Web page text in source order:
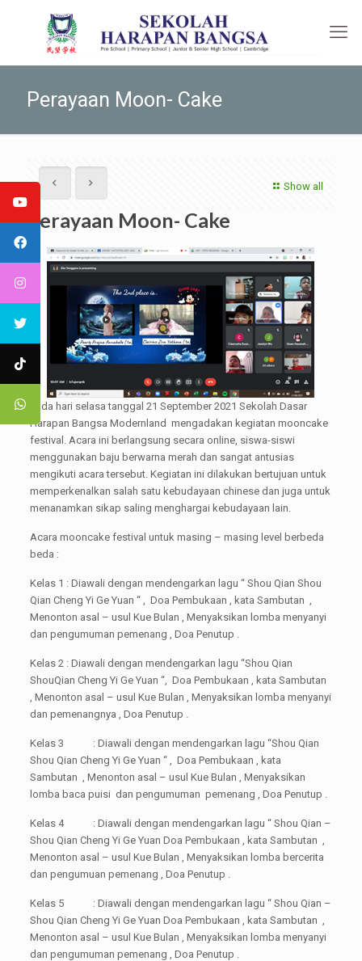
Perayaan Moon- Cake
Show all
Perayaan Moon- Cake
Pada hari selasa tanggal 21 September 2021 Sekolah Dasar
Harapan Bangsa Modernland mengadakan kegiatan mooncake
festival. Acara ini berlangsung secara online, siswa-siswi
menggunakan baju berwarna merah dan sangat antusias
mengikuti acara tersebut. Kegiatan ini dilakukan bertujuan untuk
memperkenalkan salah satu kebudayaan chinese dan juga untuk
menanamkan sikap saling menghargai kebudayaan lain.
Acara mooncake festival untuk masing – masing level berbeda
beda :
Kelas 1 : Diawali dengan mendengarkan lagu “ Shou Qian Shou
Qian Cheng Yi Ge Yuan “ , Doa Pembukaan , kata Sambutan ,
Menonton asal – usul Kue Bulan , Menyaksikan lomba menyanyi
dan pengumuman pemenang , Doa Penutup .
Kelas 2 : Diawali dengan mendengarkan lagu “Shou Qian
ShouQian Cheng Yi Ge Yuan “, Doa Pembukaan , kata Sambutan
, Menonton asal – usul Kue Bulan , Menyaksikan lomba menyanyi
dan pemenangnya , Doa Penutup .
Kelas 3 : Diawali dengan mendengarkan lagu “Shou Qian
Shou Qian Cheng Yi Ge Yuan “ , Doa Pembukaan , kata
Sambutan , Menonton asal – usul Kue Bulan , Menyaksikan
lomba baca puisi dan pengumuman pemenang , Doa Penutup .
Kelas 4 : Diawali dengan mendengarkan lagu “ Shou Qian –
Shou Qian Cheng Yi Ge Yuan Doa Pembukaan , kata Sambutan ,
Menonton asal – usul Kue Bulan , Menyaksikan lomba bercerita
dan pengumuan pemenang , Doa Penutup .
Kelas 5 : Diawali dengan mendengarkan lagu “ Shou Qian –
Shou Qian Cheng Yi Ge Yuan Doa Pembukaan , kata Sambutan ,
Menonton asal – usul Kue Bulan , Menyaksikan lomba menyanyi
dan pengumuman pemenang , Doa Penutup .